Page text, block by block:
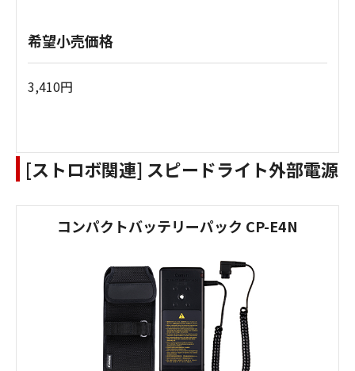
希望小売価格
3,410円
[ストロボ関連] スピードライト外部電源
コンパクトバッテリーパック CP-E4N